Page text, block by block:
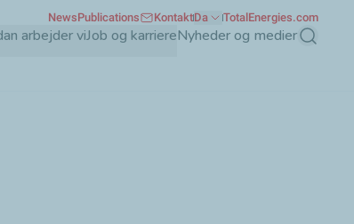
arbejder viJob og karriereNyheder og medierSøg
NewsPublications KontaktDa TotalEnergies.com